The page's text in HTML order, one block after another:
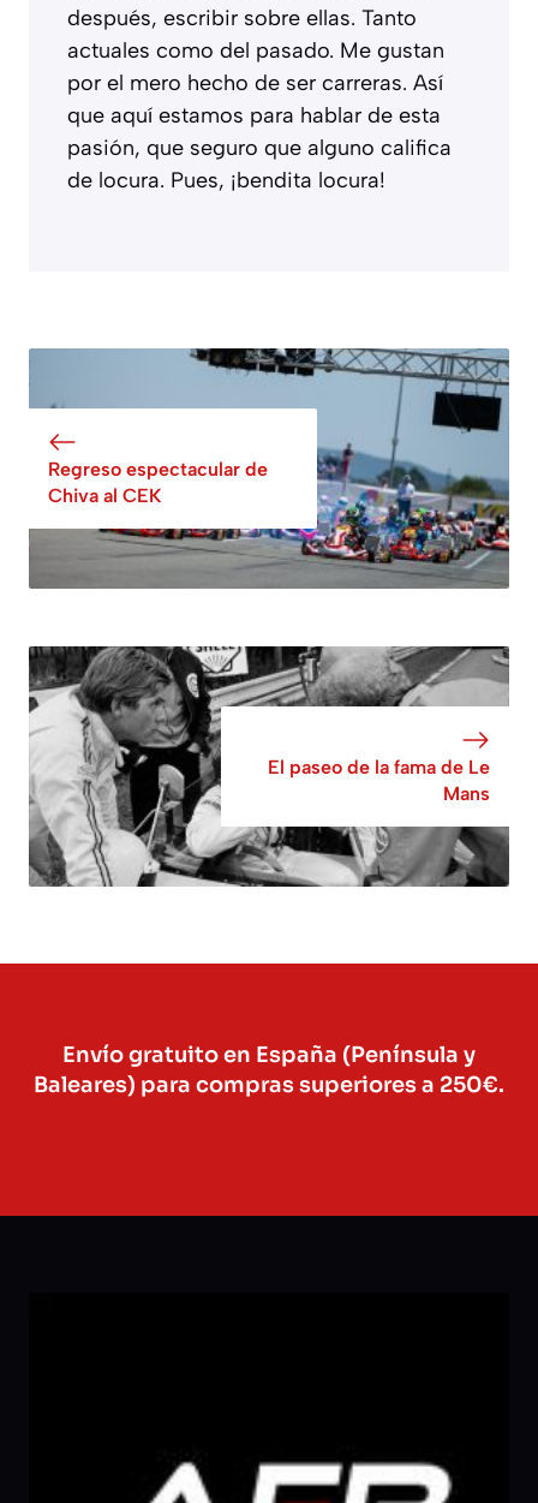
después, escribir sobre ellas. Tanto
actuales como del pasado. Me gustan
por el mero hecho de ser carreras. Así
que aquí estamos para hablar de esta
pasión, que seguro que alguno califica
de locura. Pues, ¡bendita locura!
Regreso espectacular de
Chiva al CEK
El paseo de la fama de Le
Mans
Envío gratuito en España (Península y
Baleares) para compras superiores a 250€.